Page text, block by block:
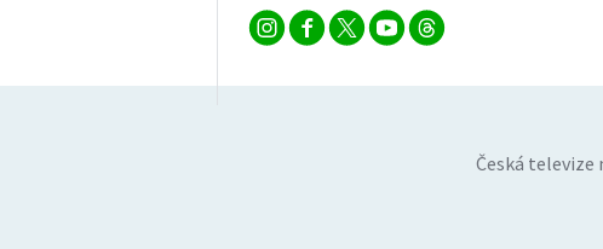
Česká televize